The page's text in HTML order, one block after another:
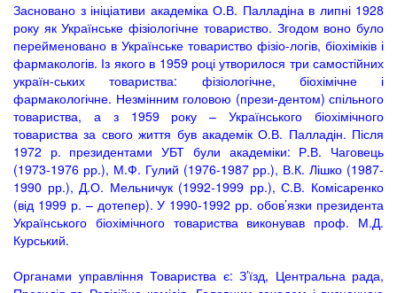
Засновано з ініціативи академіка О.В. Палладіна в липні 1928
року як Українське фізіологічне товариство. Згодом воно було
перейменовано в Українське товариство фізіо-логів, біохіміків і
фармакологів. Із якого в 1959 році утворилося три самостійних
україн-ських товариства: фізіологічне, біохімічне і
фармакологічне. Незмінним головою (прези-дентом) спільного
товариства, а з 1959 року – Українського біохімічного
товариства за свого життя був академік О.В. Палладін. Після
1972 р. президентами УБТ були академіки: Р.В. Чаговець
(1973-1976 рр.), М.Ф. Гулий (1976-1987 рр.), В.К. Лішко (1987-
1990 рр.), Д.О. Мельничук (1992-1999 рр.), С.В. Комісаренко
(від 1999 р. – дотепер). У 1990-1992 рр. обов’язки президента
Українського біохімічного товариства виконував проф. М.Д.
Курський.
Органами управління Товариства є: З’їзд, Центральна рада,